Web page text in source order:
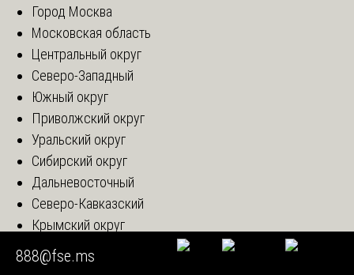
Город Москва
Московская область
Центральный округ
Северо-Западный
Южный округ
Приволжский округ
Уральский округ
Сибирский округ
Дальневосточный
Северо-Кавказский
Крымский округ
Новые регионы
888@fse.ms